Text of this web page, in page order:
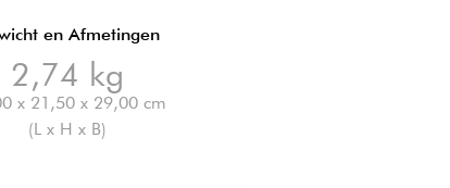
en Afmetingen
2,74 kg
x 21,50 x 29,00 cm
(L x H x B)